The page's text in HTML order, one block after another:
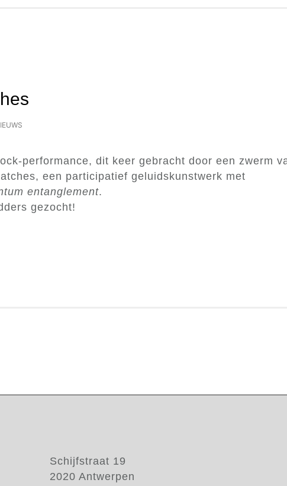
performance, dit keer gebracht door een zwerm
een participatief geluidskunstwerk met
entanglement.
gezocht!
Schijfstraat 19
2020 Antwerpen